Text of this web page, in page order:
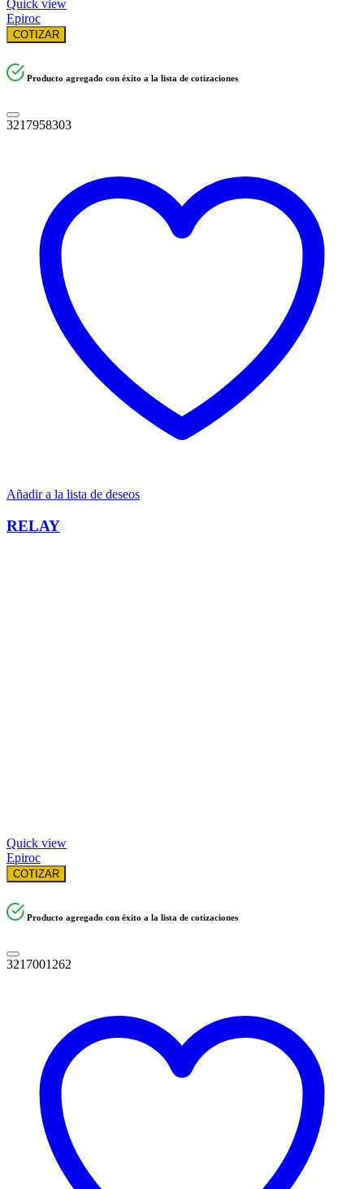
Quick view
Epiroc
COTIZAR
Producto agregado con éxito a la lista de cotizaciones
3217958303
Añadir a la lista de deseos
RELAY
Quick view
Epiroc
COTIZAR
Producto agregado con éxito a la lista de cotizaciones
3217001262